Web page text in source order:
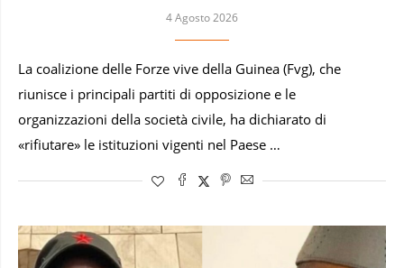
4 Agosto 2026
La coalizione delle Forze vive della Guinea (Fvg), che
riunisce i principali partiti di opposizione e le
organizzazioni della società civile, ha dichiarato di
«rifiutare» le istituzioni vigenti nel Paese …